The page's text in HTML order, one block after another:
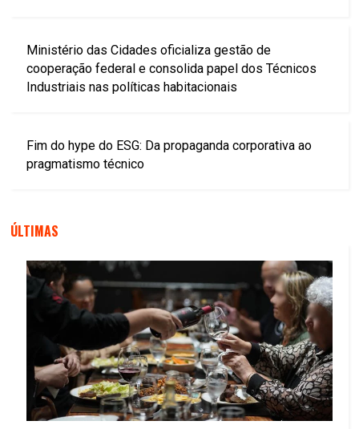
Ministério das Cidades oficializa gestão de
cooperação federal e consolida papel dos Técnicos
Industriais nas políticas habitacionais
Fim do hype do ESG: Da propaganda corporativa ao
pragmatismo técnico
ÚLTIMAS